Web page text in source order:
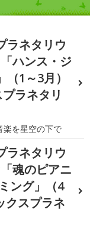
ラネタリウ
ハンス・ジ
1～3月）
ラネタリ
楽を星空の下で
ラネタリウ
魂のピアニ
ング」（4
クスプラネ